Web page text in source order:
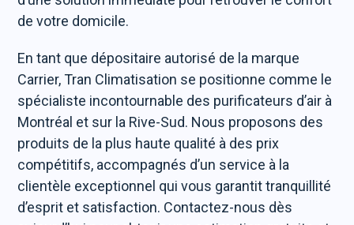
de votre domicile.
En tant que dépositaire autorisé de la marque
Carrier, Tran Climatisation se positionne comme le
spécialiste incontournable des purificateurs d’air à
Montréal et sur la Rive-Sud. Nous proposons des
produits de la plus haute qualité à des prix
compétitifs, accompagnés d’un service à la
clientèle exceptionnel qui vous garantit tranquillité
d’esprit et satisfaction. Contactez-nous dès